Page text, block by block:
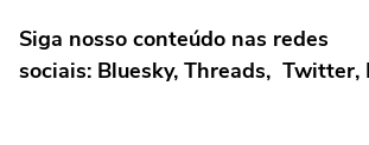
Siga nosso conteúdo nas redes
sociais: Bluesky, Threads, Twitter,